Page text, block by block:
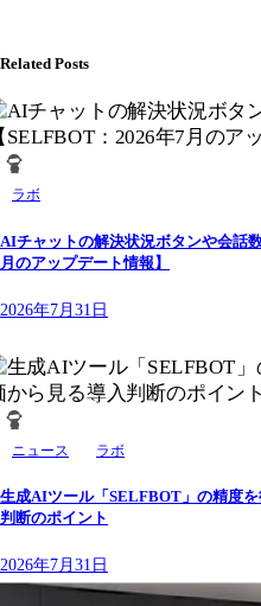
Related Posts
ラボ
AIチャットの解決状況ボタンや会話
月のアップデート情報】
2026年7月31日
ニュース ラボ
生成AIツール「SELFBOT」の精度
判断のポイント
2026年7月31日